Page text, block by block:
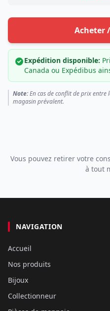
Acheter
Expédition disponible:
Canada ou Expédibus
Note:En cas de conflit de prix entre
magasin prévalent.
Vous pouvez retirer votre
à tout
NAVIGATION
Accueil
Nos produits
Bijoux
Collectionneur